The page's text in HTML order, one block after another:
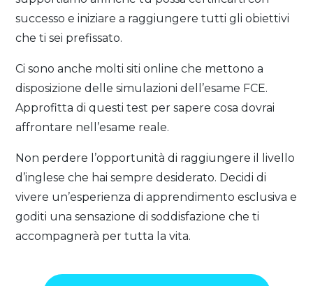
successo e iniziare a raggiungere tutti gli obiettivi
che ti sei prefissato.
Ci sono anche molti siti online che mettono a
disposizione delle simulazioni dell’esame FCE.
Approfitta di questi test per sapere cosa dovrai
affrontare nell’esame reale.
Non perdere l’opportunità di raggiungere il livello
d’inglese che hai sempre desiderato. Decidi di
vivere un’esperienza di apprendimento esclusiva e
goditi una sensazione di soddisfazione che ti
accompagnerà per tutta la vita.